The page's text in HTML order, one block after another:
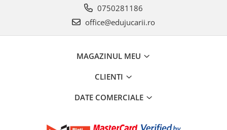
0750281186
office@edujucarii.ro
MAGAZINUL MEU
CLIENTI
DATE COMERCIALE